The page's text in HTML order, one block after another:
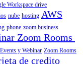
Workspace drive
nube hosting AWS
phone zoom business
Zoom Rooms
y Webinar Zoom Rooms
de credito